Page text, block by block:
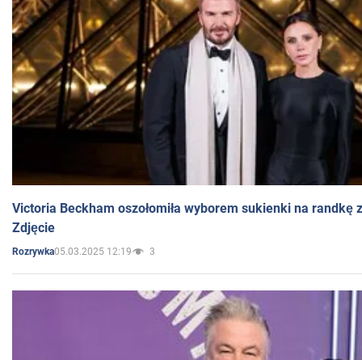
Victoria Beckham oszołomiła wyborem sukienki na randkę
Zdjęcie
Rozrywka05.03.2025 12:19 3